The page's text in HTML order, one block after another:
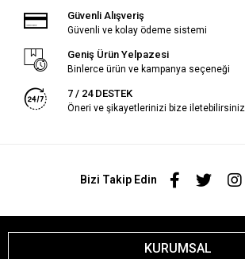
Güvenli Alışveriş
Güvenli ve kolay ödeme sistemi
Geniş Ürün Yelpazesi
Binlerce ürün ve kampanya seçeneği
7 / 24 DESTEK
Öneri ve şikayetlerinizi bize iletebilirsiniz.
Bizi Takip Edin
KURUMSAL